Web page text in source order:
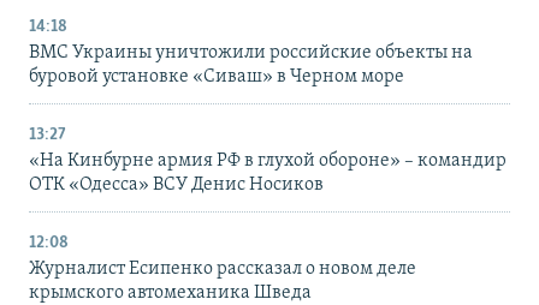
14:18
ВМС Украины уничтожили российские объекты на
буровой установке «Сиваш» в Черном море
13:27
«На Кинбурне армия РФ в глухой обороне» – командир
ОТК «Одесса» ВСУ Денис Носиков
12:08
Журналист Есипенко рассказал о новом деле
крымского автомеханика Шведа